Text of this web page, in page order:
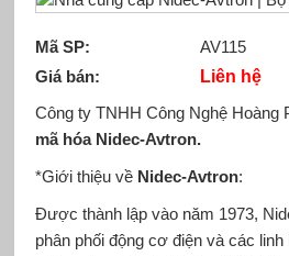
Mã SP:
AV115
Giá bán:
Liên hệ
Công ty TNHH Công Nghệ Hoàng
mã hóa Nidec-Avtron.
*Giới thiệu về Nidec-Avtron:
Được thành lập vào năm 1973,
phân phối động cơ điện và các linh